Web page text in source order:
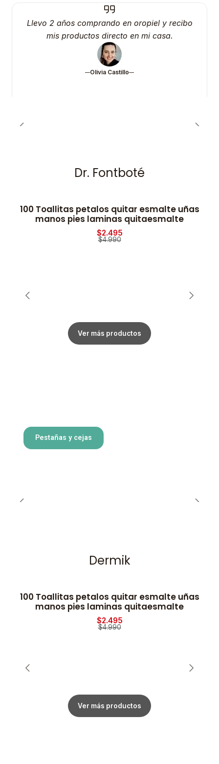
Llevo 2 años comprando en oropiel y recibo
mis productos directo en mi casa.
Olivia Castillo
Dr. Fontboté
-50% OFF
100 Toallitas petalos quitar esmalte uñas
manos pies laminas quitaesmalte
$2.495
$4.990
Ver más productos
Pestañas y cejas
Dermik
-50% OFF
100 Toallitas petalos quitar esmalte uñas
manos pies laminas quitaesmalte
$2.495
$4.990
Ver más productos